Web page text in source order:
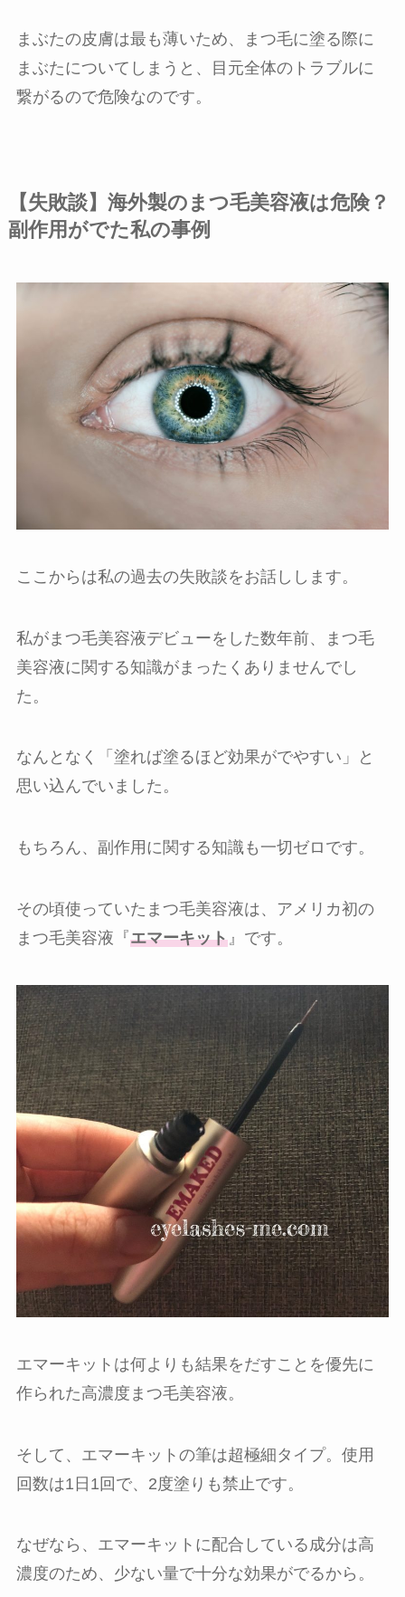
まぶたの皮膚は最も薄いため、まつ毛に塗る際に
まぶたについてしまうと、目元全体のトラブルに
繋がるので危険なのです。
【失敗談】海外製のまつ毛美容液は危険？
副作用がでた私の事例
ここからは私の過去の失敗談をお話しします。
私がまつ毛美容液デビューをした数年前、まつ毛
美容液に関する知識がまったくありませんでし
た。
なんとなく「塗れば塗るほど効果がでやすい」と
思い込んでいました。
もちろん、副作用に関する知識も一切ゼロです。
その頃使っていたまつ毛美容液は、アメリカ初の
まつ毛美容液『エマーキット』です。
エマーキットは何よりも結果をだすことを優先に
作られた高濃度まつ毛美容液。
そして、エマーキットの筆は超極細タイプ。使用
回数は1日1回で、2度塗りも禁止です。
なぜなら、エマーキットに配合している成分は高
濃度のため、少ない量で十分な効果がでるから。